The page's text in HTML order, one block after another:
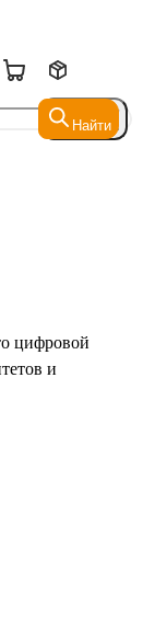
Найти
Найти
цифровой
и